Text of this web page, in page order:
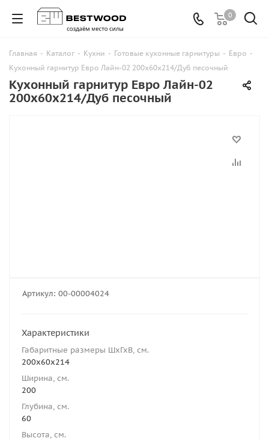
0
Главная - Каталог - Кухни - Готовые кухонные гарнитуры - Евро -
Кухонный гарнитур Евро Лайн-02 200х60х214/Дуб песочный
Кухонный гарнитур Евро Лайн-02
200х60х214/Дуб песочный
Артикул: 00-00004024
Характеристики
Габаритные размеры ШхГхВ, см.
200х60х214
Ширина, см.
200
Глубина, см.
60
Высота, см.